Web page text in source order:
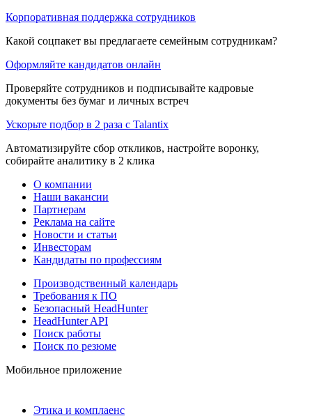
Корпоративная поддержка сотрудников
Какой соцпакет вы предлагаете семейным сотрудникам?
Оформляйте кандидатов онлайн
Проверяйте сотрудников и подписывайте кадровые
документы без бумаг и личных встреч
Ускорьте подбор в 2 раза с Talantix
Автоматизируйте сбор откликов, настройте воронку,
собирайте аналитику в 2 клика
О компании
Наши вакансии
Партнерам
Реклама на сайте
Новости и статьи
Инвесторам
Кандидаты по профессиям
Производственный календарь
Требования к ПО
Безопасный HeadHunter
HeadHunter API
Поиск работы
Поиск по резюме
Мобильное приложение
Этика и комплаенс